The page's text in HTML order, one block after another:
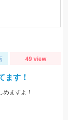
49 view
ます！
ますよ！